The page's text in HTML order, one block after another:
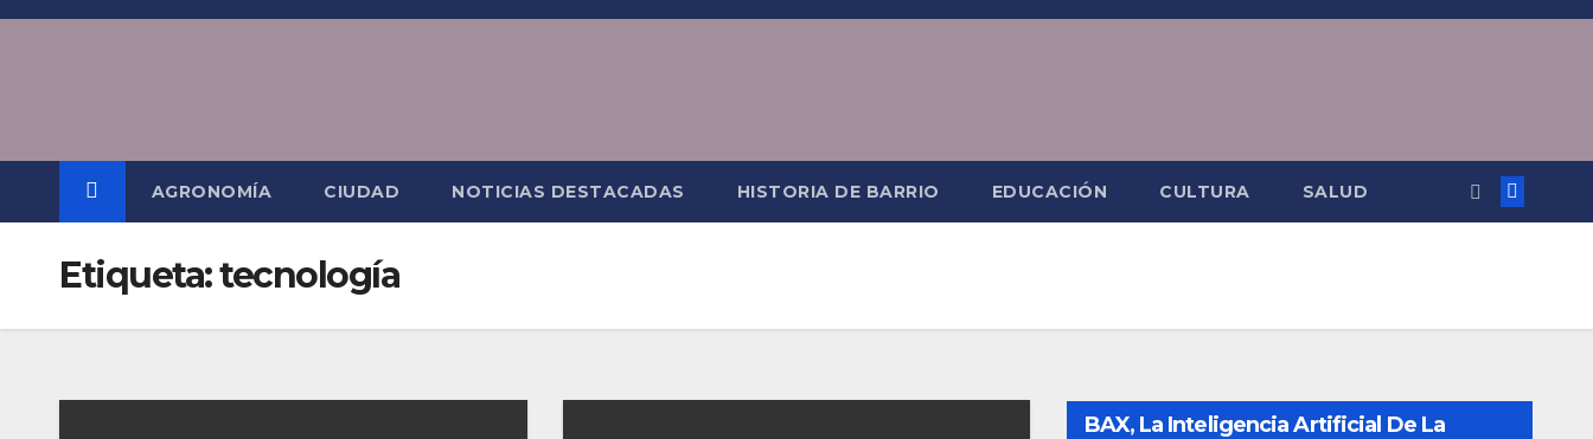
Saltar
AGRONOMÍA CIUDAD NOTICIAS DESTACADAS HISTORIA DE BARRIO EDUCACIÓN CULTURA SALUD
Etiqueta:tecnología
BAX, La Inteligencia Artificial De La